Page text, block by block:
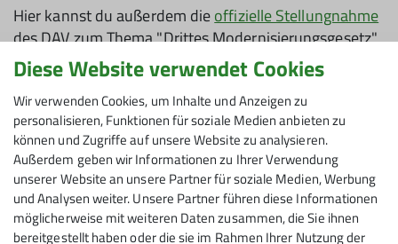
Hier kannst du außerdem dieoffizielle Stellungnahme
des DAV zum Thema "Drittes Modernisierungsgesetz"
einsehen. (Website ganz unten zum download)
Stadtradeln 2025
Toll war es - Platz 3. wieder gesichert!
Diese Website verwendet Cookies
Wir verwenden Cookies, um Inhalte und Anzeigen zu
personalisieren, Funktionen für soziale Medien anbieten zu
können und Zugriffe auf unsere Website zu analysieren.
Außerdem geben wir Informationen zu Ihrer Verwendung
unserer Website an unsere Partner für soziale Medien, Werbung
und Analysen weiter. Unsere Partner führen diese Informationen
möglicherweise mit weiteren Daten zusammen, die Sie ihnen
bereitgestellt haben oder die sie im Rahmen Ihrer Nutzung der